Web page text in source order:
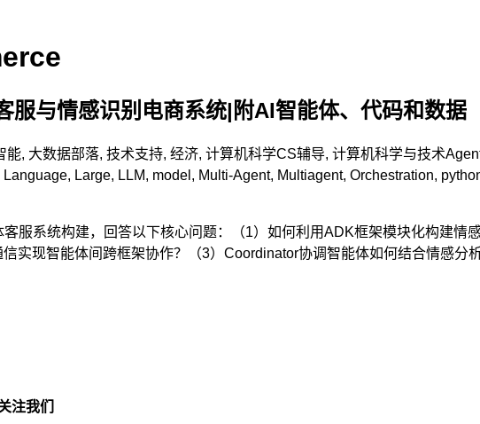
与情感识别电商系统|附AI智能体、代码和数据
能, 大数据部落, 技术支持, 经济, 计算机科学CS辅导, 计算机科学与技术
Language, Large, LLM, model , Multi-Agent, Multiagent, Orchestration,
服系统构建，回答以下核心问题：（1）如何利用ADK框架模块化构建情
实现智能体间跨框架协作？（3）Coordinator协调智能体如何结合情感
注我们